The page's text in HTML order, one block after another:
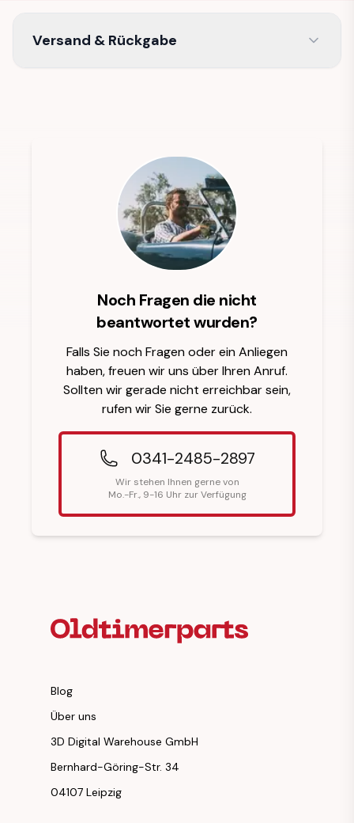
Versand & Rückgabe
Noch Fragen die nicht
beantwortet wurden?
Falls Sie noch Fragen oder ein Anliegen
haben, freuen wir uns über Ihren Anruf.
Sollten wir gerade nicht erreichbar sein,
rufen wir Sie gerne zurück.
0341-2485-2897
Wir stehen Ihnen gerne von
Mo.-Fr., 9-16 Uhr zur Verfügung
Blog
Über uns
3D Digital Warehouse GmbH
Bernhard-Göring-Str. 34
04107 Leipzig